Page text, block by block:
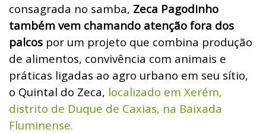
consagrada no samba, Zeca Pagodinho
também vem chamando atenção fora dos
palcos por um projeto que combina produção
de alimentos, convivência com animais e
práticas ligadas ao agro urbano em seu sítio,
o Quintal do Zeca, localizado em Xerém,
distrito de Duque de Caxias, na Baixada
Fluminense.